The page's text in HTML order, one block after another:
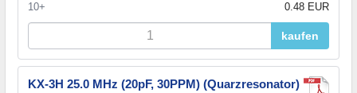
10+ 0.48 EUR
kaufen
KX-3H 25.0 MHz (20pF, 30PPM) (Quarzresonator)